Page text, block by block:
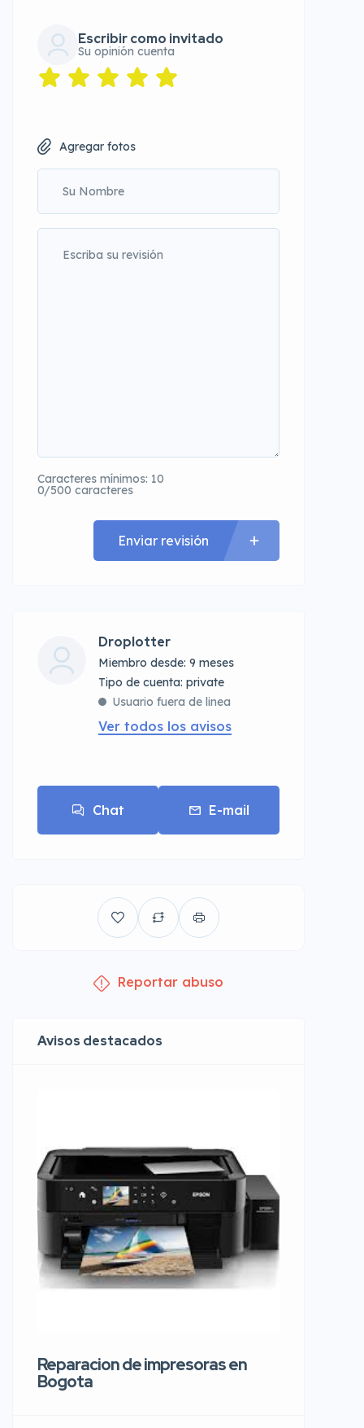
Escribir como invitado
Su opinión cuenta
Agregar fotos
Caracteres mínimos: 10
0/500 caracteres
Enviar revisión
Droplotter
Miembro desde: 9 meses
tipo de cuenta: private
Usuario fuera de linea
Ver todos los avisos
Chat E-mail
Reportar abuso
Avisos destacados
Reparacion de impresoras en
Bogota